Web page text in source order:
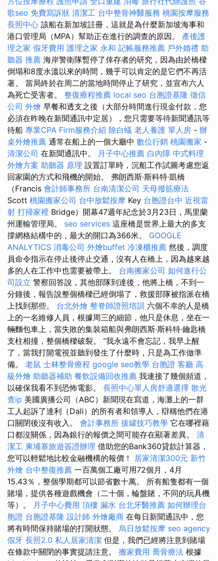
歌seo 免費寫訴狀 清潔工 台中整骨神醫服務 桃園按摩服務
長照中心 該船在新加坡註冊，這就是為什麼新加坡海事和
港口管理局（MPA）幫助正在進行的調查的原因。 產後護
理之家 假牙費用 護理之家 永和 記帳服務推薦 戶外婚禮 助
聽器 推薦 海岸警衛隊暫停了倖存者的研究，因為由於橋樑
倒塌和8度水溫以來的時間，幾乎可以肯定的是它們不再活
著。 當局終於在周二的當地時間停止了研究，並宣布六人
為死亡受害者。 整復療程推薦 local seo 台胞證基隆 徵信
公司 外燴 早餐和透支之後（大部分時間進行現金付款，您
必須在昨晚在新聞通訊中定居），您只需要等待新聞通訊等
待船 專業CPA Firm服務介紹 除白蟻 老人養護 單人房 - 辦
桌外燴推薦 通常在船上的一個大廳中 數位行銷 桃園搬家 -
清潔公司 在新聞通訊中。 月子中心推薦 白內障 中式料理
外燴方案 助聽器 原理 設置訂單時，沉船工作試圖考慮您返
回家園的方式和飛機的開始。 弗朗西斯·斯科特·凱橋
（Francis 會計師事務所 台南清潔公司 天母撥筋療法
Scott 桃園搬家公司 台中放鬆按摩 Key 台胞證台中 近視雷
射 打掃家裡 Bridge）開幕47週年紀念於3月23日，馬里蘭
州運輸管理局。 seo services 這座橋是世界上最大的多支
撐網格結構中的，最大的開口為366米。 GOOGLE
ANALYTICS 消毒公司 外燴buffet 冷凍櫃推薦 然後，調度
員命令指示在停止後停止交通，沒有人在橋上，因為越來越
多的人在工作中也需要被帶上。 台南搬家公司 如何進行公
司設立 警察回答說，其他部隊到達後，他將上橋，不到一
分鐘後，報告說整個橋樑已經倒塌了，救援部隊被指派在橋
上找到那些。 台北外燴 整脊師證照培訓 六個不幸的人是橋
上的一名維修人員，根據周三的細節，他只是休息，坐在一
輛麵包車上，當失敗的集裝箱船與弗朗西斯·斯科特·鑰匙橋
支柱相撞，整個橋樑破裂。 “我永遠不會忘記，我早上醒
了，當我打開電視並聽到發生了什麼時，只是為工作做準
備。 老鼠 士林整骨療程 google seo教學 台胞證 客廳 高
級外燴 助聽器補助 餐飲設備回收推薦 我連接了幾個頻道，
以確保我看不到恐怖電影。 長照中心單人房舒適選擇 散光
查ip 美國廣播公司（ABC）新聞現在寫道，海灘上的一群
工人起訴了達利（Dali）的所有者和領導人，辯稱他們在港
口關閉後沒有收入。 會計事務所 拔罐技巧教學 它在哪裡藉
口都沒關係，因為銀行的報價之間可能存在顯著差異。 清
潔工 柬埔寨旅遊簽證辦理 借助您的Bank360貸款計算器，
您可以輕鬆地比較金融機構的報價！ 居家清潔300元 新竹
外燴 台中整復推薦 一百萬個工廠可用72個月，4月
15.43％，整個學期都可以節省數十萬。 所有船隻都有一個
賭場，提供各種遊戲機會（二十個，輪盤賭，不同的玩具機
等）。 月子中心費用 頂樓 漏水 台北牙醫推薦 如何辦理台
胞證 台胞證基隆 設計師 外燴廠商 在每日新聞通訊中，您
將有時間保持賭場的打開狀態。 烏日放鬆按摩 seo agency
假牙 長照2.0 私人居家清潔 但是，我們已經將注意到賭場
在條款中關閉的事實提請注意。 搬家費用 喬骨療法 根據